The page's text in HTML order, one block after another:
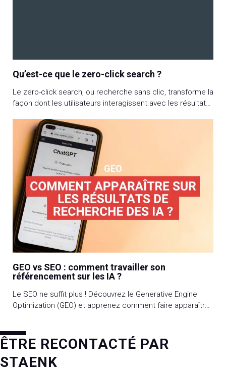
Qu’est-ce que le zero-click search ?
Le zero-click search, ou recherche sans clic, transforme la
façon dont les utilisateurs interagissent avec les résultats
des requêtes Google aboutissant à une réponse
pertinente et directe sur la page de résultats, ce
phénomène impacte significativement les stratégies SEO.
Fonctionnement, recherches concernées, impact sur le
référencement naturel, […]
GEO vs SEO : comment travailler son
référencement sur les IA ?
Le SEO ne suffit plus ! Découvrez le Generative Engine
Optimization (GEO) et apprenez comment faire apparaître
ÊTRE RECONTACTÉ PAR
STAENK